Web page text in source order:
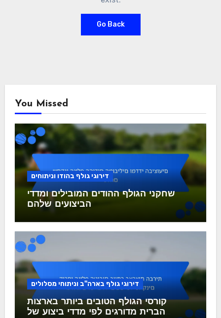
Go Back
You Missed
דירוגי גולף בהודו וניתוחים
שחקני הגולף ההודים המובילים ומדדי
הביצועים שלהם
דירוגי גולף בארה"ב וניתוחי מסלולים
קורסי הגולף הטובים ביותר בארצות
הברית מדורגים לפי מדדי ביצוע של